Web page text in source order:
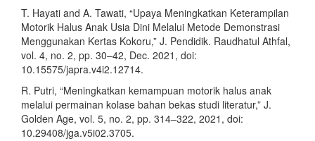
T. Hayati and A. Tawati, “Upaya Meningkatkan Keterampilan
Motorik Halus Anak Usia Dini Melalui Metode Demonstrasi
Menggunakan Kertas Kokoru,” J. Pendidik. Raudhatul Athfal,
vol. 4, no. 2, pp. 30–42, Dec. 2021, doi:
10.15575/japra.v4i2.12714.
R. Putri, “Meningkatkan kemampuan motorik halus anak
melalui permainan kolase bahan bekas studi literatur,” J.
Golden Age, vol. 5, no. 2, pp. 314–322, 2021, doi:
10.29408/jga.v5i02.3705.